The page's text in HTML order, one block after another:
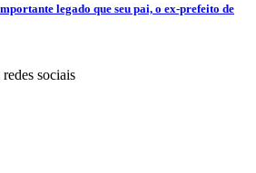
legado que seu pai, o ex-prefeito de
redes sociais